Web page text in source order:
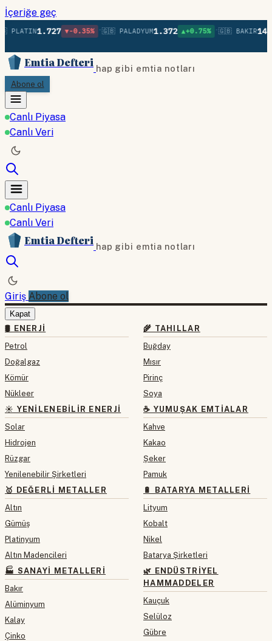
İçeriğe geç
1.727 ▼-0.35% •🇬🇧 PALADYUM1.372 ▲+0.75% •🇬🇧 BAKIR
Emtia Defteri hap gibi emtia notları
Abone ol
Canlı Piyasa
Canlı Veri
Canlı Piyasa
Canlı Veri
Emtia Defteri hap gibi emtia notları
Giriş Abone ol
Kapat
🛢 ENERJI
Petrol
Doğalgaz
Kömür
Nükleer
☀️ YENILENEBILIR ENERJI
Solar
Hidrojen
Rüzgar
Yenilenebilir Şirketleri
🥇 DEĞERLI METALLER
Altın
Gümüş
Platinyum
Altın Madencileri
🏭 SANAYI METALLERI
Bakır
Alüminyum
Kalay
Çinko
🌾 TAHILLAR
Buğday
Mısır
Pirinç
Soya
☕ YUMUŞAK EMTIALAR
Kahve
Kakao
Şeker
Pamuk
🔋 BATARYA METALLERI
Lityum
Kobalt
Nikel
Batarya Şirketleri
🌿 ENDÜSTRIYEL
HAMMADDELER
Kauçuk
Selüloz
Gübre